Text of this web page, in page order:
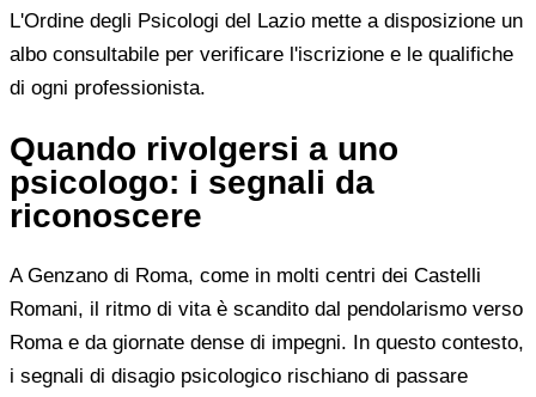
L'Ordine degli Psicologi del Lazio mette a disposizione un
albo consultabile per verificare l'iscrizione e le qualifiche
di ogni professionista.
Quando rivolgersi a uno
psicologo: i segnali da
riconoscere
A Genzano di Roma, come in molti centri dei Castelli
Romani, il ritmo di vita è scandito dal pendolarismo verso
Roma e da giornate dense di impegni. In questo contesto,
i segnali di disagio psicologico rischiano di passare